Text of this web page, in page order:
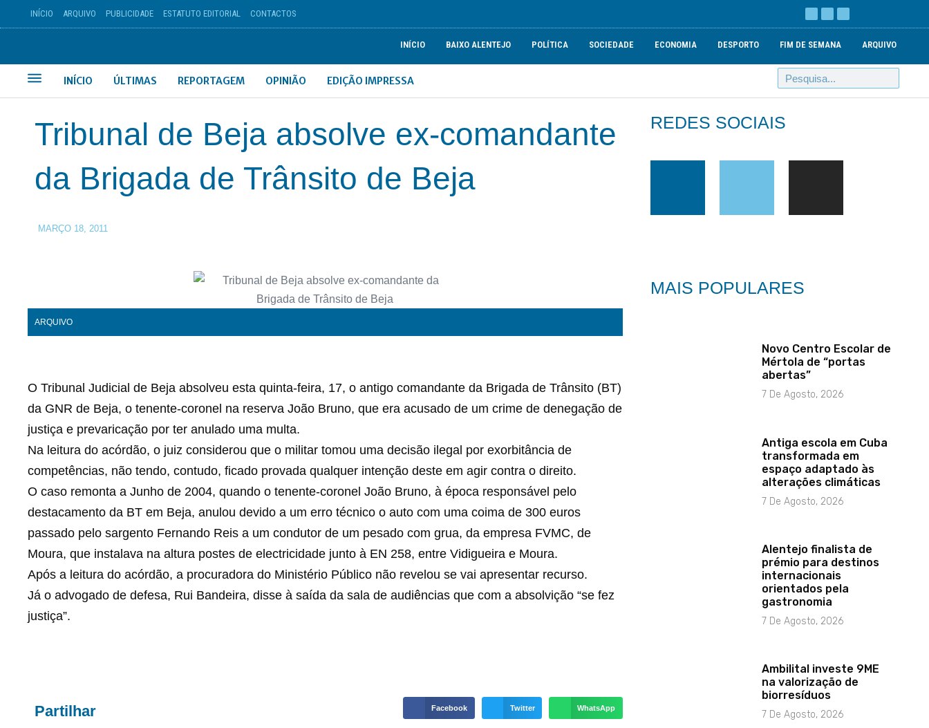
INÍCIO ARQUIVO PUBLICIDADE ESTATUTO EDITORIAL CONTACTOS
INÍCIO BAIXO ALENTEJO POLÍTICA SOCIEDADE ECONOMIA DESPORTO FIM DE SEMANA ARQUIVO
INÍCIO ÚLTIMAS REPORTAGEM OPINIÃO EDIÇÃO IMPRESSA
Tribunal de Beja absolve ex-comandante
da Brigada de Trânsito de Beja
MARÇO 18, 2011
ARQUIVO
O Tribunal Judicial de Beja absolveu esta quinta-feira, 17, o antigo comandante da Brigada de Trânsito (BT)
da GNR de Beja, o tenente-coronel na reserva João Bruno, que era acusado de um crime de denegação de
justiça e prevaricação por ter anulado uma multa.
Na leitura do acórdão, o juiz considerou que o militar tomou uma decisão ilegal por exorbitância de
competências, não tendo, contudo, ficado provada qualquer intenção deste em agir contra o direito.
O caso remonta a Junho de 2004, quando o tenente-coronel João Bruno, à época responsável pelo
destacamento da BT em Beja, anulou devido a um erro técnico o auto com uma coima de 300 euros
passado pelo sargento Fernando Reis a um condutor de um pesado com grua, da empresa FVMC, de
Moura, que instalava na altura postes de electricidade junto à EN 258, entre Vidigueira e Moura.
Após a leitura do acórdão, a procuradora do Ministério Público não revelou se vai apresentar recurso.
Já o advogado de defesa, Rui Bandeira, disse à saída da sala de audiências que com a absolvição “se fez
justiça”.
Partilhar Facebook Twitter WhatsApp
REDES SOCIAIS
MAIS POPULARES
Novo Centro Escolar de
Mértola de “portas
abertas”
7 De Agosto, 2026
Antiga escola em Cuba
transformada em
espaço adaptado às
alterações climáticas
7 De Agosto, 2026
Alentejo finalista de
prémio para destinos
internacionais
orientados pela
gastronomia
7 De Agosto, 2026
Ambilital investe 9ME
na valorização de
biorresíduos
7 De Agosto, 2026